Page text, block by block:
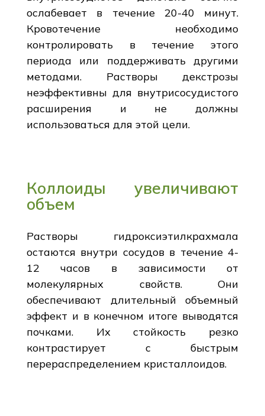
ослабевает в течение 20-40 минут.
Кровотечение необходимо
контролировать в течение этого
периода или поддерживать другими
методами. Растворы декстрозы
неэффективны для внутрисосудистого
расширения и не должны
использоваться для этой цели.
Коллоиды увеличивают
объем
Растворы гидроксиэтилкрахмала
остаются внутри сосудов в течение 4-
12 часов в зависимости от
молекулярных свойств. Они
обеспечивают длительный объемный
эффект и в конечном итоге выводятся
почками. Их стойкость резко
контрастирует с быстрым
перераспределением кристаллоидов.